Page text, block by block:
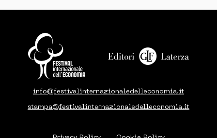
info@festivalinternazionaledelleconomia.it
stampa@festivalinternazionaledelleconomia.it